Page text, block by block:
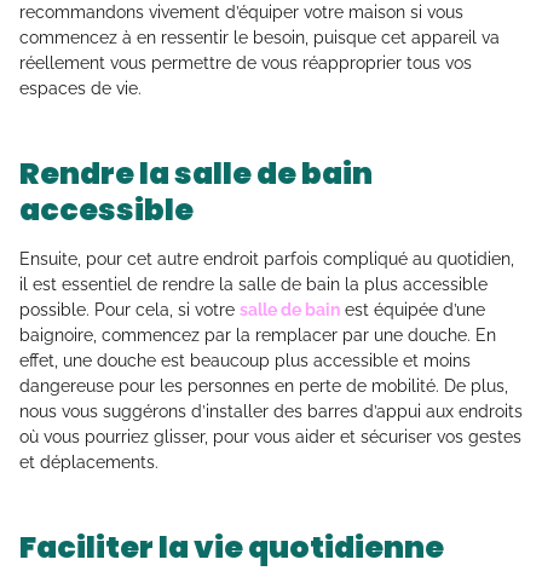
recommandons vivement d’équiper votre maison si vous
commencez à en ressentir le besoin, puisque cet appareil va
réellement vous permettre de vous réapproprier tous vos
espaces de vie.
Rendre la salle de bain
accessible
Ensuite, pour cet autre endroit parfois compliqué au quotidien,
il est essentiel de rendre la salle de bain la plus accessible
possible. Pour cela, si votre salle de bain est équipée d’une
baignoire, commencez par la remplacer par une douche. En
effet, une douche est beaucoup plus accessible et moins
dangereuse pour les personnes en perte de mobilité. De plus,
nous vous suggérons d’installer des barres d’appui aux endroits
où vous pourriez glisser, pour vous aider et sécuriser vos gestes
et déplacements.
Faciliter la vie quotidienne